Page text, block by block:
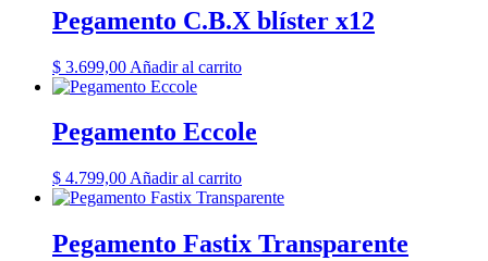
Pegamento C.B.X blíster x12
$ 3.699,00 Añadir al carrito
Pegamento Eccole
$ 4.799,00 Añadir al carrito
Pegamento Fastix Transparente